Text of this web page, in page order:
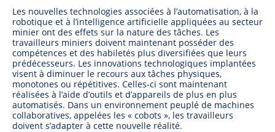
Les nouvelles technologies associées à l’automatisation, à la
robotique et à l’intelligence artificielle appliquées au secteur
minier ont des effets sur la nature des tâches. Les
travailleurs miniers doivent maintenant posséder des
compétences et des habiletés plus diversifiées que leurs
prédécesseurs. Les innovations technologiques implantées
visent à diminuer le recours aux tâches physiques,
monotones ou répétitives. Celles-ci sont maintenant
réalisées à l’aide d’outils et d’appareils de plus en plus
automatisés. Dans un environnement peuplé de machines
collaboratives, appelées les « cobots », les travailleurs
doivent s’adapter à cette nouvelle réalité.